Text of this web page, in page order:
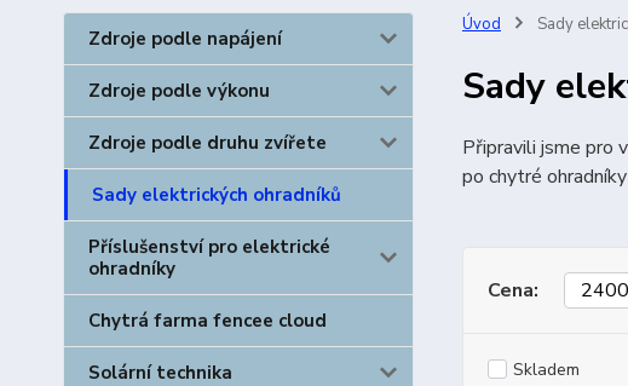
Zdroje podle napájení
Zdroje podle výkonu
Zdroje podle druhu zvířete
Sady elektrických ohradníků
Příslušenství pro elektrické
ohradníky
Chytrá farma fencee cloud
Solární technika
Úvod Sady
Sady
Připravili jsme pro
po chytré
Cena:
Skladem